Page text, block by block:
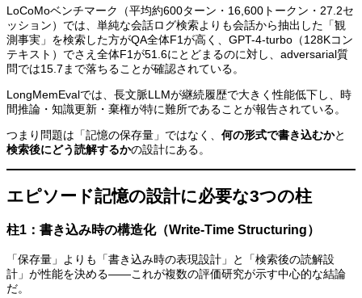
LoCoMoベンチマーク（平均約600ターン・16,600トークン・27.2セ
ッション）では、単純な会話ログ検索よりも会話から抽出した「観
測事実」を検索した方がQA全体F1が高く、GPT-4-turbo（128Kコン
テキスト）でさえ全体F1が51.6にとどまるのに対し、adversarial質
問では15.7まで落ちることが確認されている。
LongMemEvalでは、長文脈LLMが継続履歴で大きく性能低下し、時
間推論・知識更新・棄権が特に難所であることが報告されている。
つまり問題は「記憶の保存量」ではなく、 何の形式で書き込むかと
検索後にどう読解するかの設計にある。
エピソード記憶の設計に必要な3つの柱
柱1：書き込み時の構造化（Write-Time Structuring）
「保存量」よりも「書き込み時の表現設計」と「検索後の読解設
計」が性能を決める——これが複数の評価研究が示す中心的な結論
だ。